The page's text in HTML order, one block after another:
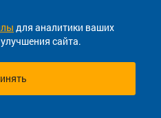
для аналитики ваших
сайта.
сервис продажи